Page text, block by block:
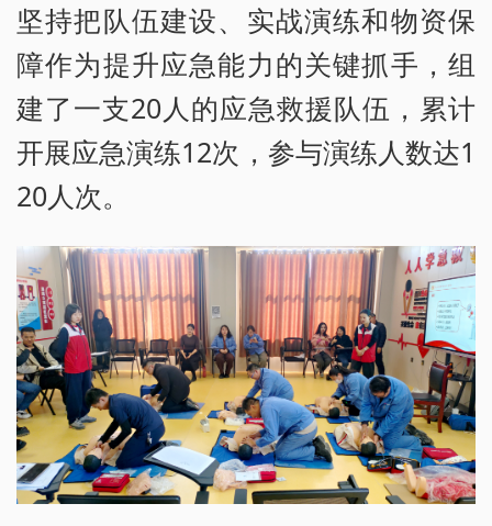
坚持把队伍建设、实战演练和物资保
障作为提升应急能力的关键抓手，组
建了一支20人的应急救援队伍，累计
开展应急演练12次，参与演练人数达1
20人次。